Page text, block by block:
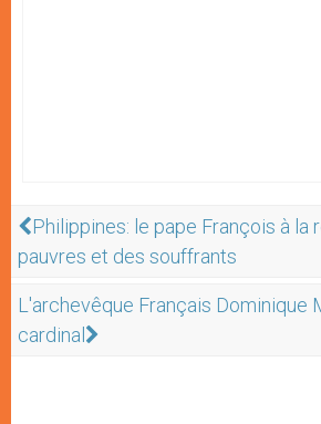
Philippines: le pape François à la
pauvres et des souffrants
L'archevêque Français Dominique
cardinal